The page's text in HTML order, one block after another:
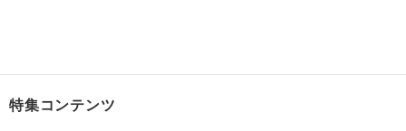
特集コンテンツ